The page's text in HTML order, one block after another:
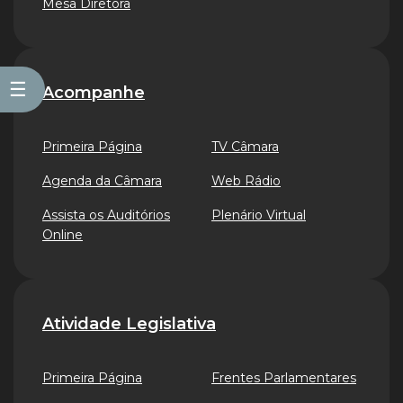
☰
Mesa Diretora
Acompanhe
Primeira Página
Agenda da Câmara
Assista os Auditórios
Online
TV Câmara
Web Rádio
Plenário Virtual
Atividade Legislativa
Primeira Página Frentes Parlamentares